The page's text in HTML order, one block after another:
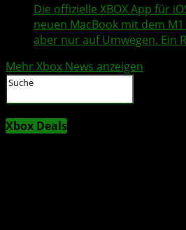
Die offizielle XBOX App für
neuen MacBook mit dem
aber nur auf Umwegen. Ein
Mehr Xbox News anzeigen
Xbox Deals